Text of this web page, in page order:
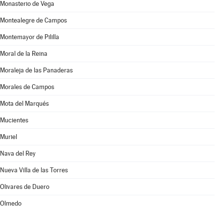
Monasterio de Vega
Montealegre de Campos
Montemayor de Pililla
Moral de la Reina
Moraleja de las Panaderas
Morales de Campos
Mota del Marqués
Mucientes
Muriel
Nava del Rey
Nueva Villa de las Torres
Olivares de Duero
Olmedo